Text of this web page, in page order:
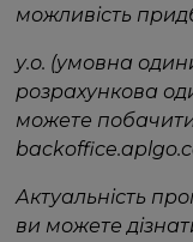
можливість
у.о. (умовна
розрахункова
можете побачити
Актуальність
ви можете